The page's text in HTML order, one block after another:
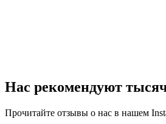
Нас рекомендуют
Прочитайте отзывы о нас в нашем